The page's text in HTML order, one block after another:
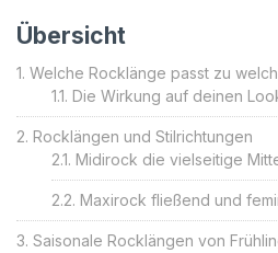
Übersicht
Welche Rocklänge passt zu
Die Wirkung auf deinen
Rocklängen und Stilrichtungen
Midirock die vielseitige
Maxirock fließend und
Saisonale Rocklängen von